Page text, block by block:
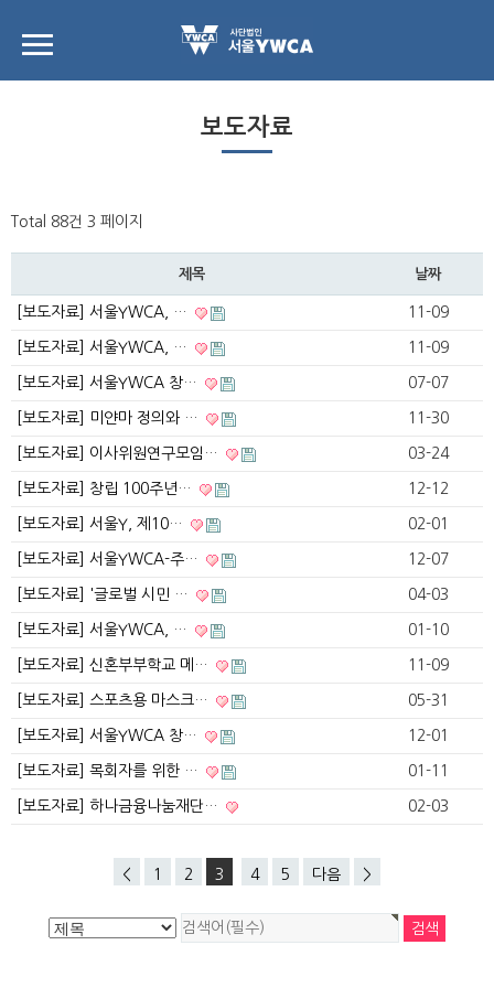
보도자료
Total 88건 3 페이지
제목 날짜
[보도자료] 서울YWCA, … 11-09
[보도자료] 서울YWCA, … 11-09
[보도자료] 서울YWCA 창… 07-07
[보도자료] 미얀마 정의와 … 11-30
[보도자료] 이사위원연구모임… 03-24
[보도자료] 창립 100주년… 12-12
[보도자료] 서울Y, 제10… 02-01
[보도자료] 서울YWCA-주… 12-07
[보도자료] '글로벌 시민 … 04-03
[보도자료] 서울YWCA, … 01-10
[보도자료] 신혼부부학교 메… 11-09
[보도자료] 스포츠용 마스크… 05-31
[보도자료] 서울YWCA 창… 12-01
[보도자료] 목회자를 위한 … 01-11
[보도자료] 하나금융나눔재단… 02-03
< 1 2 3 4 5 다음 >